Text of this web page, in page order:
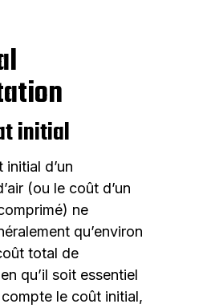
initial
initial d’un
(ou le coût d’un
ne
qu’environ
total de
qu’il soit essentiel
le coût initial,